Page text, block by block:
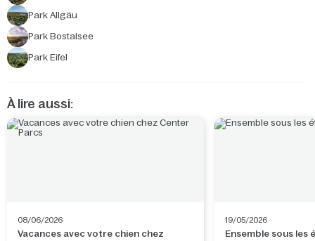
Park Allgäu
Park Bostalsee
Park Eifel
À lire aussi:
08/06/2026
Vacances avec votre chien chez
19/05/2026
Ensemble sous les